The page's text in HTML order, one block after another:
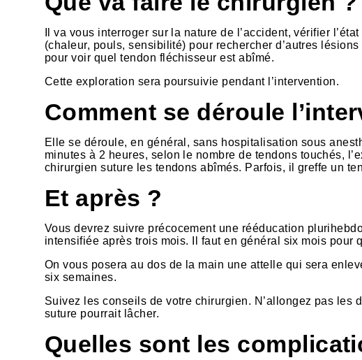
Il va vous interroger sur la nature de l’accident, vérifier
(chaleur, pouls, sensibilité) pour rechercher d’autres
pour voir quel tendon fléchisseur est abîmé.
Cette exploration sera poursuivie pendant l’intervention.
Comment se déroule
Elle se déroule, en général, sans hospitalisation sous
minutes à 2 heures, selon le nombre de tendons touchés,
chirurgien suture les tendons abîmés. Parfois, il greffe un
Et après ?
Vous devrez suivre précocement une rééducation
intensifiée après trois mois. Il faut en général six mois pour
On vous posera au dos de la main une attelle qui sera
six semaines.
Suivez les conseils de votre chirurgien. N’allongez pas les
suture pourrait lâcher.
Quelles sont les